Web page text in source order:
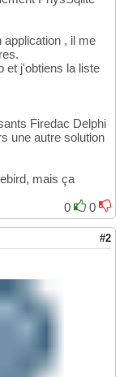
application , il me
et j'obtiens la liste
Firedac Delphi
une autre solution
mais ça
0
0
#2